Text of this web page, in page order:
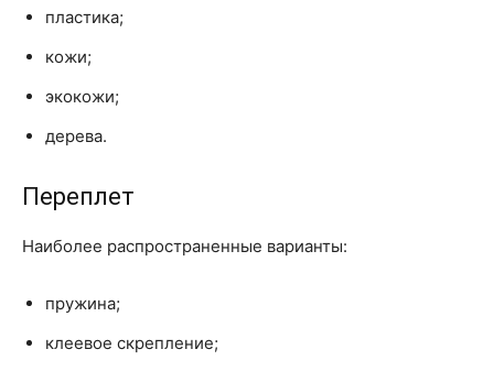
пластика;
кожи;
экокожи;
дерева.
Переплет
Наиболее распространенные варианты:
пружина;
клеевое скрепление;